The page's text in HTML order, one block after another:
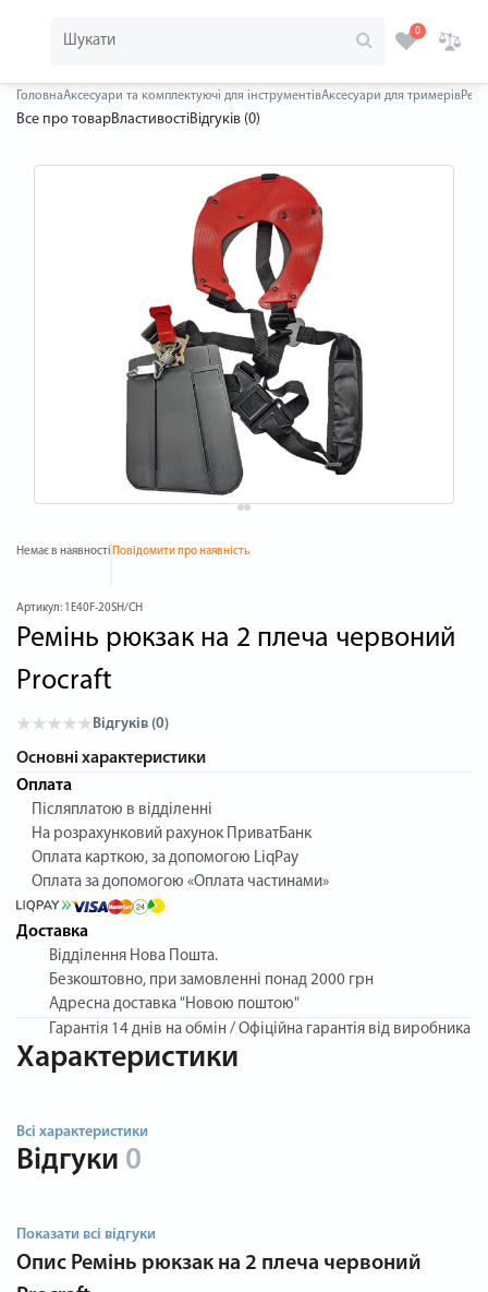
0
ГоловнаАксесуари та комплектуючі для інструментівАксесуари для тримерів
Все про товарВластивостіВідгуків (0)
Немає в наявності Повідомити про наявність
Артикул: 1E40F-20SH/CH
Ремінь рюкзак на 2 плеча червоний
Procraft
Відгуків (0)
Основні характеристики
Оплата
Післяплатою в відділенні
На розрахунковий рахунок ПриватБанк
Оплата карткою, за допомогою LiqPay
Оплата за допомогою «Оплата частинами»
Доставка
Відділення Нова Пошта.
Безкоштовно, при замовленні понад 2000 грн
Адресна доставка "Новою поштою"
Гарантія 14 днів на обмін / Офіційна гарантія від виробника
Характеристики
Всі характеристики
Відгуки 0
Показати всі відгуки
Опис Ремінь рюкзак на 2 плеча червоний